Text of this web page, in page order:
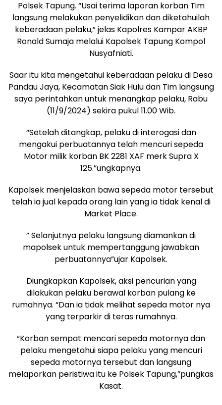
Polsek Tapung. “Usai terima laporan korban Tim
langsung melakukan penyelidikan dan diketahuilah
keberadaan pelaku,” jelas Kapolres Kampar AKBP
Ronald Sumaja melalui Kapolsek Tapung Kompol
Nusyafniati.
Saar itu kita mengetahui keberadaan pelaku di Desa
Pandau Jaya, Kecamatan Siak Hulu dan Tim langsung
saya perintahkan untuk menangkap pelaku, Rabu
(11/9/2024) sekira pukul 11.00 Wib.
“Setelah ditangkap, pelaku di interogasi dan
mengakui perbuatannya telah mencuri sepeda
Motor milik korban BK 2281 XAF merk Supra X
125.”ungkapnya.
Kapolsek menjelaskan bawa sepeda motor tersebut
telah ia jual kepada orang lain yang ia tidak kenal di
Market Place.
” Selanjutnya pelaku langsung diamankan di
mapolsek untuk mempertanggung jawabkan
perbuatannya”ujar Kapolsek.
Diungkapkan Kapolsek, aksi pencurian yang
dilakukan pelaku berawal korban pulang ke
rumahnya. “Dan ia tidak melihat sepeda motor nya
yang terparkir di teras rumahnya.
“Korban sempat mencari sepeda motornya dan
pelaku mengetahui siapa pelaku yang mencuri
sepeda motornya tersebut dan langsung
melaporkan peristiwa itu ke Polsek Tapung,”pungkas
Kasat.